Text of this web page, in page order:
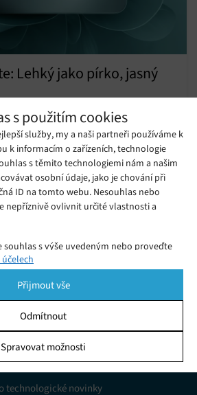
s použitím cookies
služby, my a naši partneři používáme k
k informacím o zařízeních, technologie
s těmito technologiemi nám a našim
osobní údaje, jako je chování při
ID na tomto webu. Nesouhlas nebo
nepříznivě ovlivnit určité vlastnosti a
s výše uvedeným nebo proveďte
volby budou použity pouze na tomto
cookies nebo kliknutím na tlačítko
části obrazovky.
k informacím v zařízení, Porozumění
statistik nebo kombinací údajů z
Přijmout vše
Odmítnout
Spravovat možnosti
Lehký jako pírko, jasný
extrémně tenký a lehký design, jasný
Zjistěte, zda je tento stylový
vás.
Nejlepší mobily do 13 000 Kč: Telefony
střední třídy roku 2025
Čtvrtek 05. 06. 2025 Julia
technologické novinky